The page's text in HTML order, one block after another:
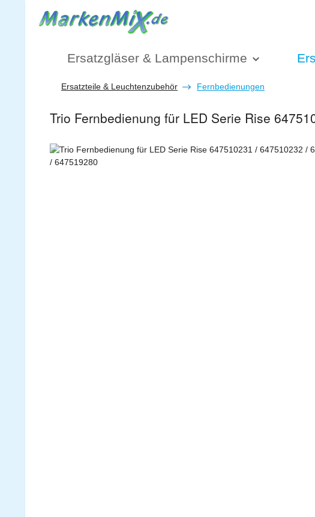
Hauptinhalt springen
Zur Suche springen
Zur Hauptnavigation springen
Ersatzgläser & Lampenschirme
Ersatzteile & Leuchtenzubehör Fernbedienungen
Trio Fernbedienung für LED Serie Rise
Bildergalerie überspringen